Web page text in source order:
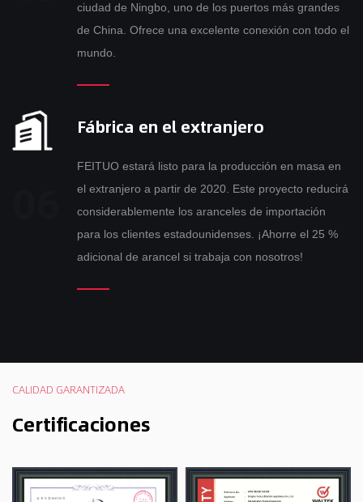
ciudad de Ningbo, uno de los puertos más grandes
de China. Ofrece una excelente conexión con todo el
mundo.
Fábrica en el extranjero
FEITUO estará listo para la producción en masa en
el extranjero a partir de 2020. Este proyecto reducirá
considerablemente los aranceles de importación
para los clientes estadounidenses. ¡Ahorre el 25 %
adicional de arancel si trabaja con nosotros!
CALIDAD GARANTIZADA
Certificaciones